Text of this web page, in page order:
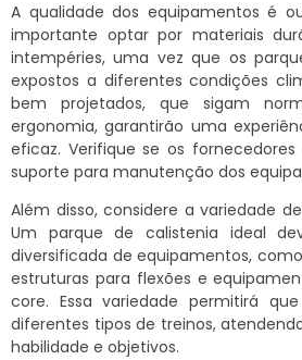
A qualidade dos equipamentos é
importante optar por materiais
intempéries, uma vez que os
expostos a diferentes condições
bem projetados, que sigam
ergonomia, garantirão uma
eficaz. Verifique se os
suporte para manutenção dos
Além disso, considere a variedade
Um parque de calistenia ideal
diversificada de equipamentos,
estruturas para flexões e
core. Essa variedade permitirá
diferentes tipos de treinos,
habilidade e objetivos.